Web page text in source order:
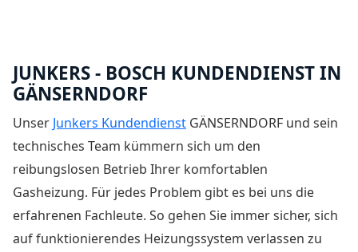
JUNKERS - BOSCH KUNDENDIENST IN
GÄNSERNDORF
Unser Junkers Kundendienst GÄNSERNDORF und sein
technisches Team kümmern sich um den
reibungslosen Betrieb Ihrer komfortablen
Gasheizung. Für jedes Problem gibt es bei uns die
erfahrenen Fachleute. So gehen Sie immer sicher, sich
auf funktionierendes Heizungssystem verlassen zu